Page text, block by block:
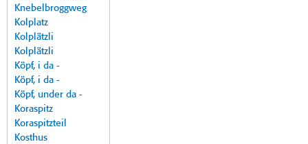
Knebelbroggweg
Kolplatz
Kolplätzli
Kolplätzli
Köpf, i da -
Köpf, i da -
Köpf, under da -
Koraspitz
Koraspitzteil
Kosthus